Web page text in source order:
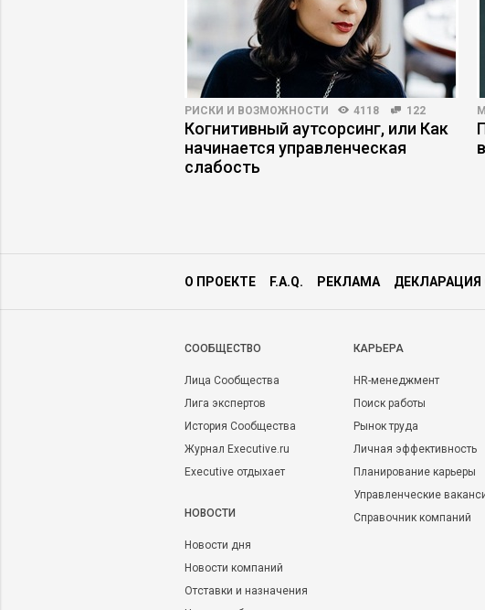
РИСКИ И ВОЗМОЖНОСТИ 4118 122
Когнитивный аутсорсинг, или Как
начинается управленческая
слабость
О ПРОЕКТЕ F.A.Q. РЕКЛАМА
CООБЩЕСТВО
Лица Сообщества
Лига экспертов
История Сообщества
Журнал Executive.ru
Executive отдыхает
НОВОСТИ
Новости дня
Новости компаний
Отставки и назначения
КАРЬЕРА
HR-менеджмент
Поиск работы
Рынок труда
Личная эффективность
Планирование карьеры
Управленческие
Справочник компаний